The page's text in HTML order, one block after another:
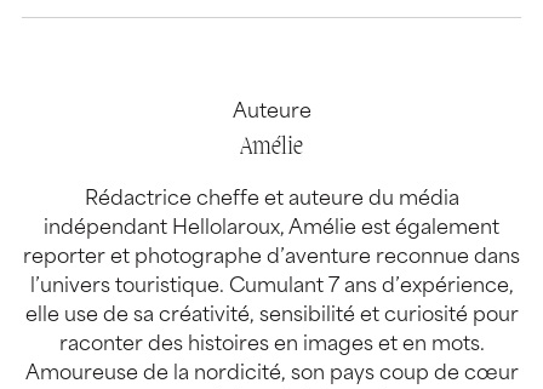
Auteure
Amélie
Rédactrice cheffe et auteure du média
indépendant Hellolaroux, Amélie est également
reporter et photographe d’aventure reconnue dans
l’univers touristique. Cumulant 7 ans d’expérience,
elle use de sa créativité, sensibilité et curiosité pour
raconter des histoires en images et en mots.
Amoureuse de la nordicité, son pays coup de cœur